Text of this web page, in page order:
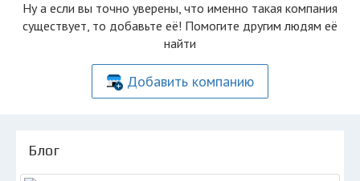
Ну а если вы точно уверены, что именно такая компания
существует, то добавьте её! Помогите другим людям её
найти
Добавить компанию
Блог